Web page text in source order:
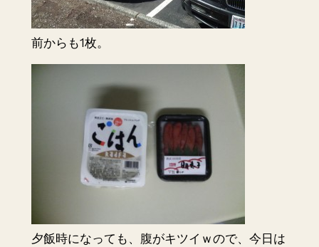
前からも1枚。
夕飯時になっても、腹がキツイｗので、今日は